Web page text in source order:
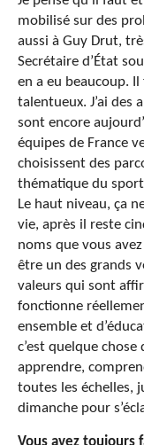
mobilisé sur des
aussi à Guy Drut,
Secrétaire d’État
en a eu beaucoup.
talentueux. J’ai
sont encore
équipes de France
choisissent des
thématique du
Le haut niveau, ça
vie, après il reste
noms que vous
être un des grands
valeurs qui sont
fonctionne
ensemble et
c’est quelque
apprendre,
toutes les échelles,
dimanche pour
Vous avez toujours